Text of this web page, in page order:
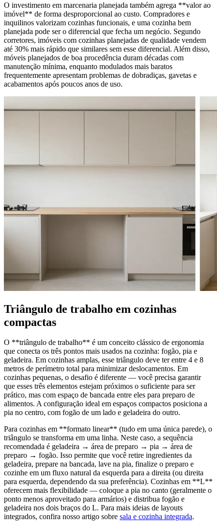
O investimento em marcenaria planejada também agrega **valor ao
imóvel** de forma desproporcional ao custo. Compradores e
inquilinos valorizam cozinhas funcionais, e uma cozinha bem
planejada pode ser o diferencial que fecha um negócio. Segundo
corretores, imóveis com cozinhas planejadas de qualidade vendem
até 30% mais rápido que similares sem esse diferencial. Além disso,
móveis planejados de boa procedência duram décadas com
manutenção mínima, enquanto modulados mais baratos
frequentemente apresentam problemas de dobradiças, gavetas e
acabamentos após poucos anos de uso.
Triângulo de trabalho em cozinhas
compactas
O **triângulo de trabalho** é um conceito clássico de ergonomia
que conecta os três pontos mais usados na cozinha: fogão, pia e
geladeira. Em cozinhas amplas, esse triângulo deve ter entre 4 e 8
metros de perímetro total para minimizar deslocamentos. Em
cozinhas pequenas, o desafio é diferente — você precisa garantir
que esses três elementos estejam próximos o suficiente para ser
prático, mas com espaço de bancada entre eles para preparo de
alimentos. A configuração ideal em espaços compactos posiciona a
pia no centro, com fogão de um lado e geladeira do outro.
Para cozinhas em **formato linear** (tudo em uma única parede), o
triângulo se transforma em uma linha. Neste caso, a sequência
recomendada é geladeira → área de preparo → pia → área de
preparo → fogão. Isso permite que você retire ingredientes da
geladeira, prepare na bancada, lave na pia, finalize o preparo e
cozinhe em um fluxo natural da esquerda para a direita (ou direita
para esquerda, dependendo da sua preferência). Cozinhas em **L**
oferecem mais flexibilidade — coloque a pia no canto (geralmente o
ponto menos aproveitado para armários) e distribua fogão e
geladeira nos dois braços do L. Para mais ideias de layouts
integrados, confira nosso artigo sobre sala e cozinha integrada.